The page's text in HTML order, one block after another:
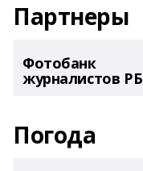
Партнеры
Фотобанк
журналистов РБ
Погода